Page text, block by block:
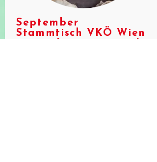
September
Stammtisch VKÖ Wien